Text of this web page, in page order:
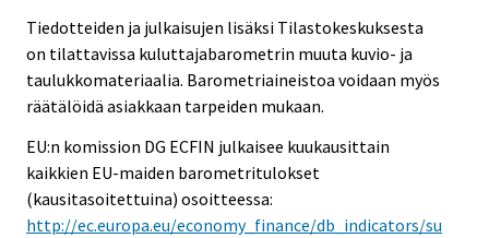
Tiedotteiden ja julkaisujen lisäksi Tilastokeskuksesta
on tilattavissa kuluttajabarometrin muuta kuvio- ja
taulukkomateriaalia. Barometriaineistoa voidaan myös
räätälöidä asiakkaan tarpeiden mukaan.
EU:n komission DG ECFIN julkaisee kuukausittain
kaikkien EU-maiden barometritulokset
(kausitasoitettuina) osoitteessa:
http://ec.europa.eu/economy_finance/db_indicators/su